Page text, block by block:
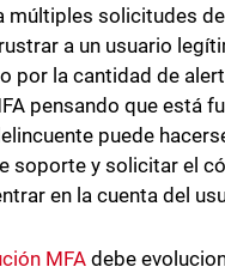
múltiples solicitudes
a un usuario
por la cantidad de
pensando que está
puede
soporte y solicitar el
en la cuenta del
MFAdebe